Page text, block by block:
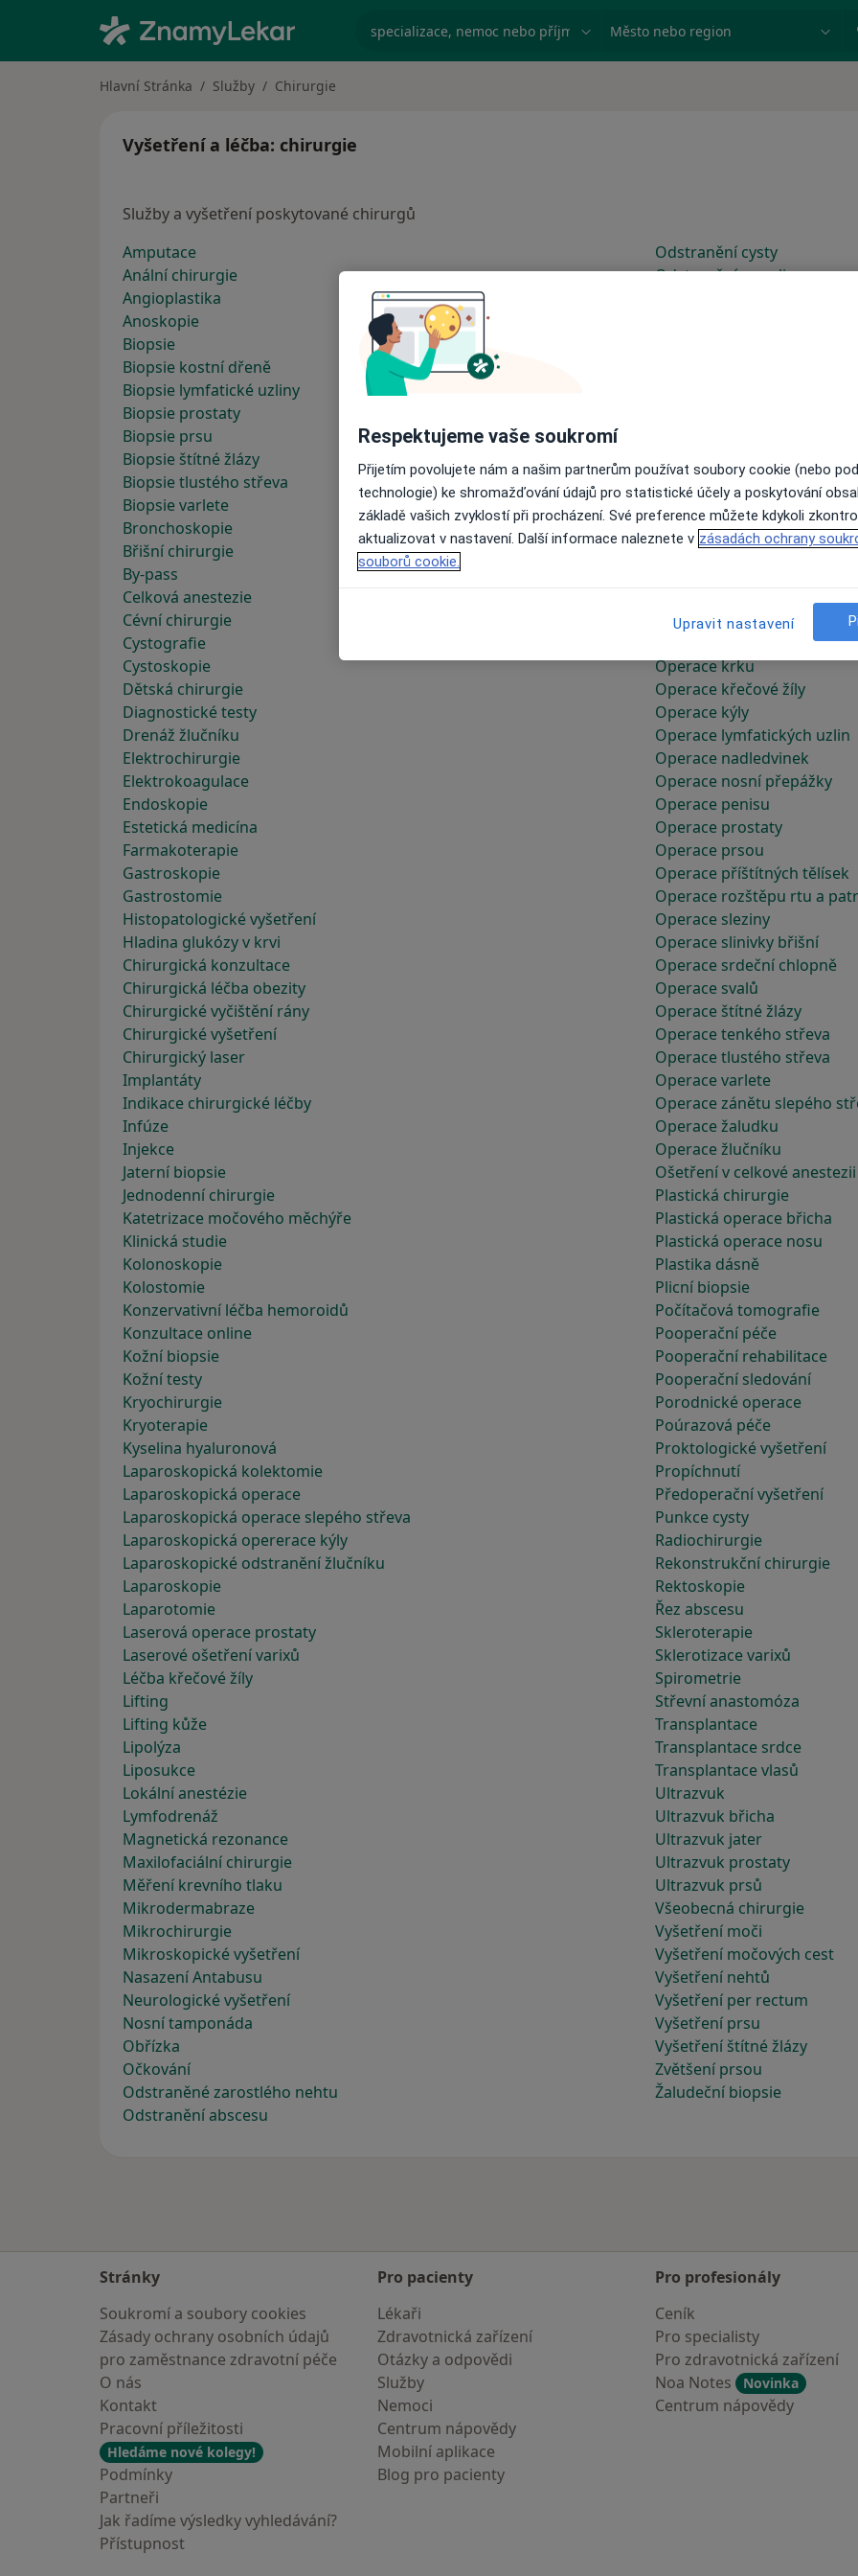
specializace, nemoc nebo příjmení Město nebo region
Hlavní Stránka Služby Chirurgie
Vyšetření a léčba: chirurgie
Služby a vyšetření poskytované chirurgů
Amputace
Anální chirurgie
Angioplastika
Anoskopie
Biopsie
Biopsie kostní dřeně
Biopsie lymfatické uzliny
Biopsie prostaty
Biopsie prsu
Biopsie štítné žlázy
Biopsie tlustého střeva
Biopsie varlete
Bronchoskopie
Břišní chirurgie
By-pass
Celková anestezie
Cévní chirurgie
Cystografie
Cystoskopie
Dětská chirurgie
Diagnostické testy
Drenáž žlučníku
Elektrochirurgie
Elektrokoagulace
Endoskopie
Estetická medicína
Farmakoterapie
Gastroskopie
Gastrostomie
Histopatologické vyšetření
Hladina glukózy v krvi
Chirurgická konzultace
Chirurgická léčba obezity
Chirurgické vyčištění rány
Chirurgické vyšetření
Chirurgický laser
Implantáty
Indikace chirurgické léčby
Infúze
Injekce
Jaterní biopsie
Jednodenní chirurgie
Katetrizace močového měchýře
Klinická studie
Kolonoskopie
Kolostomie
Konzervativní léčba hemoroidů
Konzultace online
Kožní biopsie
Kožní testy
Kryochirurgie
Kryoterapie
Kyselina hyaluronová
Laparoskopická kolektomie
Laparoskopická operace
Laparoskopická operace slepého střeva
Laparoskopická opererace kýly
Laparoskopické odstranění žlučníku
Laparoskopie
Laparotomie
Laserová operace prostaty
Laserové ošetření varixů
Léčba křečové žíly
Lifting
Lifting kůže
Lipolýza
Liposukce
Lokální anestézie
Lymfodrenáž
Magnetická rezonance
Maxilofaciální chirurgie
Měření krevního tlaku
Mikrodermabraze
Mikrochirurgie
Mikroskopické vyšetření
Nasazení Antabusu
Neurologické vyšetření
Nosní tamponáda
Obřízka
Očkování
Odstraněné zarostlého nehtu
Odstranění abscesu
Odstranění cysty
Odstranění ganglionu
Odstranění prsní žlázy
Odstranění stehů
Onkologická diagnostika
Operace dupuytrenovy
Operace fimózy
Operace jater
Operace krku
Operace křečové žíly
Operace kýly
Operace lymfatických uzlin
Operace nadledvinek
Operace nosní přepážky
Operace penisu
Operace prostaty
Operace prsou
Operace příštítných tělísek
Operace rozštěpu rtu a
Operace sleziny
Operace slinivky břišní
Operace srdeční chlopně
Operace svalů
Operace štítné žlázy
Operace tenkého střeva
Operace tlustého střeva
Operace varlete
Operace zánětu slepého
Operace žaludku
Operace žlučníku
Ošetření v celkové anestezii
Plastická chirurgie
Plastická operace břicha
Plastická operace nosu
Plastika dásně
Plicní biopsie
Počítačová tomografie
Pooperační péče
Pooperační rehabilitace
Pooperační sledování
Porodnické operace
Poúrazová péče
Proktologické vyšetření
Propíchnutí
Předoperační vyšetření
Punkce cysty
Radiochirurgie
Rekonstrukční chirurgie
Rektoskopie
Řez abscesu
Skleroterapie
Sklerotizace varixů
Spirometrie
Střevní anastomóza
Transplantace
Transplantace srdce
Transplantace vlasů
Ultrazvuk
Ultrazvuk břicha
Ultrazvuk jater
Ultrazvuk prostaty
Ultrazvuk prsů
Všeobecná chirurgie
Vyšetření moči
Vyšetření močových cest
Vyšetření nehtů
Vyšetření per rectum
Vyšetření prsu
Vyšetření štítné žlázy
Zvětšení prsou
Žaludeční biopsie
Stránky
Soukromí a soubory cookies
Zásady ochrany osobních údajů
pro zaměstnance zdravotní péče
O nás
Kontakt
Pracovní příležitosti
Hledáme nové kolegy!
Podmínky
Partneři
Jak řadíme výsledky vyhledávání?
Přístupnost
Pro pacienty
Lékaři
Zdravotnická zařízení
Otázky a odpovědi
Služby
Nemoci
Centrum nápovědy
Mobilní aplikace
Blog pro pacienty
Pro profesionály
Ceník
Pro specialisty
Pro zdravotnická zařízení
Noa Notes
Novinka
Centrum nápovědy
Respektujeme vaše soukromí
Přijetím povolujete nám a našim partnerům používat soubory cookie (nebo
technologie) ke shromažďování údajů pro statistické účely a poskytování
základě vašich zvyklostí při procházení. Své preference můžete kdykoli
aktualizovat v nastavení. Další informace naleznete v zásadách ochrany
souborů cookie.
Upravit nastavení